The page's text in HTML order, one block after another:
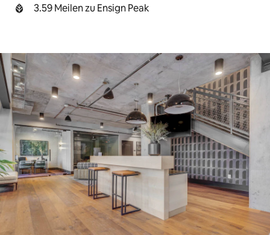
3.59 Meilen zu Ensign Peak